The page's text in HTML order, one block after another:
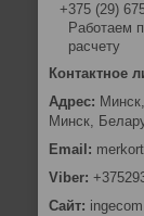
+375 (29)
Работаем
расчету
Минск,